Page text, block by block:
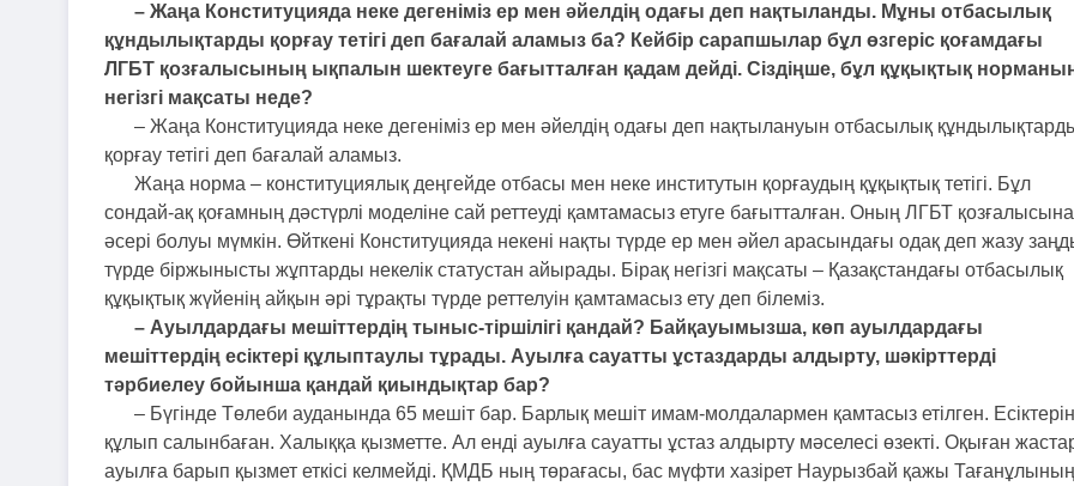
– Жаңа Конституцияда неке дегеніміз ер мен әйелдің одағы деп нақтыланды. Мұны отбасылық
құндылықтарды қорғау тетігі деп бағалай аламыз ба? Кейбір сарапшылар бұл өзгеріс қоғамдағы
ЛГБТ қозғалысының ықпалын шектеуге бағытталған қадам дейді. Сіздіңше, бұл құқықтық
негізгі мақсаты неде?
– Жаңа Конституцияда неке дегеніміз ер мен әйелдің одағы деп нақтылануын отбасылық
қорғау тетігі деп бағалай аламыз.
Жаңа норма – конституциялық деңгейде отбасы мен неке институтын қорғаудың құқықтық тетігі. Бұл
сондай-ақ қоғамның дәстүрлі моделіне сай реттеуді қамтамасыз етуге бағытталған. Оның ЛГБТ қозғалысына
әсері болуы мүмкін. Өйткені Конституцияда некені нақты түрде ер мен әйел арасындағы одақ деп жазу
түрде біржынысты жұптарды некелік статустан айырады. Бірақ негізгі мақсаты – Қазақстандағы отбасылық
құқықтық жүйенің айқын әрі тұрақты түрде реттелуін қамтамасыз ету деп білеміз.
– Ауылдардағы мешіттердің тыныс-тіршілігі қандай? Байқауымызша, көп ауылдардағы
мешіттердің есіктері құлыптаулы тұрады. Ауылға сауатты ұстаздарды алдырту, шәкірттерді
тәрбиелеу бойынша қандай қиындықтар бар?
– Бүгінде Төлеби ауданында 65 мешіт бар. Барлық мешіт имам-молдалармен қамтасыз етілген.
құлып салынбаған. Халыққа қызметте. Ал енді ауылға сауатты ұстаз алдырту мәселесі өзекті. Оқыған
ауылға барып қызмет еткісі келмейді. ҚМДБ ның төрағасы, бас мүфти хазірет Наурызбай қажы Тағанұлының